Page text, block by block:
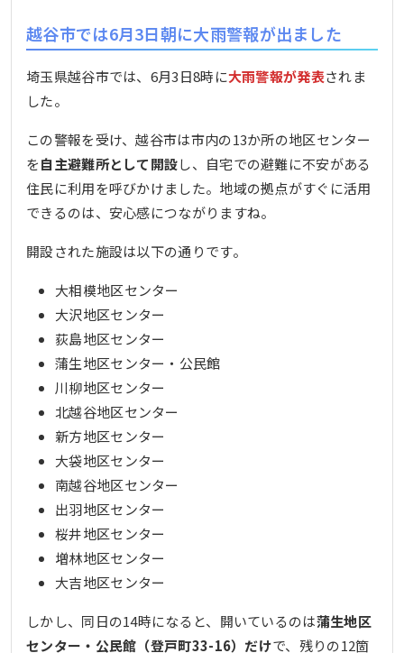
越谷市では6月3日朝に大雨警報が出ました
埼玉県越谷市では、6月3日8時に大雨警報が発表されま
した。
この警報を受け、越谷市は市内の13か所の地区センター
を自主避難所として開設し、自宅での避難に不安がある
住民に利用を呼びかけました。地域の拠点がすぐに活用
できるのは、安心感につながりますね。
開設された施設は以下の通りです。
大相模地区センター
大沢地区センター
荻島地区センター
蒲生地区センター・公民館
川柳地区センター
北越谷地区センター
新方地区センター
大袋地区センター
南越谷地区センター
出羽地区センター
桜井地区センター
増林地区センター
大吉地区センター
しかし、同日の14時になると、開いているのは蒲生地区
センター・公民館（登戸町33-16）だけで、残りの12箇